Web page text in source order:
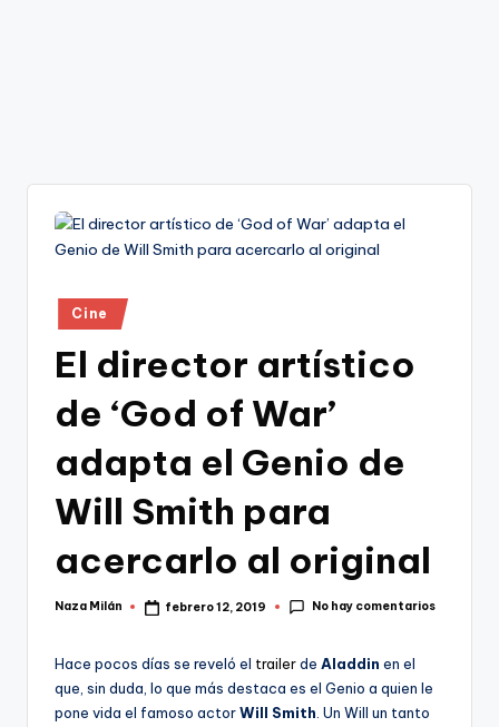
Publicado
en
Cine
El director artístico
de ‘God of War’
adapta el Genio de
Will Smith para
acercarlo al original
Publicado
Naza Milán febrero 12, 2019 No hay comentarios
Hace pocos días se reveló el trailerde Aladdin en el
que, sin duda, lo que más destaca es el Genio a quien le
pone vida el famoso actorWill Smith . Un Will un tanto